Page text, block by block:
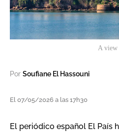
A view
Por Soufiane El Hassouni
El 07/05/2026 a las 17h30
El periódico español El País